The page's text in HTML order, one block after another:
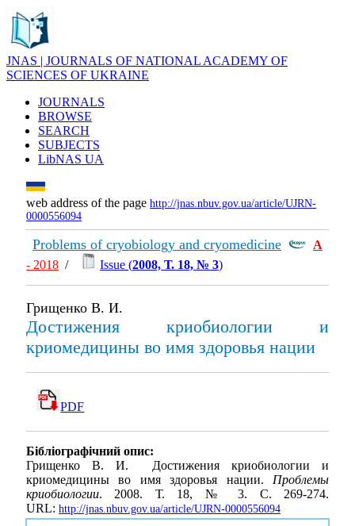
JNAS | JOURNALS OF NATIONAL ACADEMY OF
SCIENCES OF UKRAINE
JOURNALS
BROWSE
SEARCH
SUBJECTS
LibNAS UA
web address of the page http://jnas.nbuv.gov.ua/article/UJRN-
0000556094
Problems of cryobiology and cryomedicine
А
- 2018 / Issue (2008, Т. 18, № 3)
Грищенко В. И.
Достижения криобиологии и
криомедицины во имя здоровья нации
PDF
Бібліографічний опис:
Грищенко В. И. Достижения криобиологии и
криомедицины во имя здоровья нации. Проблемы
криобиологии. 2008. Т. 18, № 3. С. 269-274.
URL: http://jnas.nbuv.gov.ua/article/UJRN-0000556094